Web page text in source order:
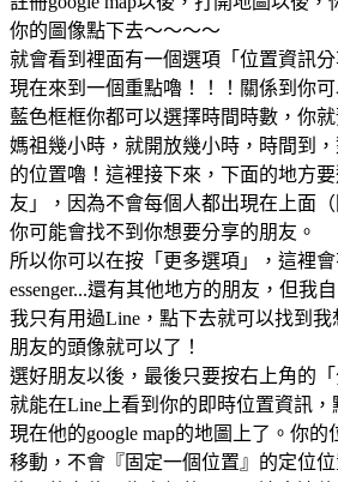
你的圖像點下去～～～～
就會看到裡面有一個選項「位置資訊
現在來到一個重點嚕！！！關係到你
藍色框框你都可以選擇時間時數，你
媽祖幾小時，就開放幾小時，時間到
的位置嚕！這裡接下來，下面的地方
友」，因為不會每個人都出現在上面
你可能會找不到你想要分享的朋友。
所以你可以在按「更多選項」，這裡會
essenger...還有其他地方的朋友，但我
我只有用過Line，點下去就可以找到
朋友的頭像就可以了！
選好朋友以後，最後只要按右上角的
就能在Line上看到你的即時位置資訊
現在他的google map的地圖上了。你
移動，不會『固定一個位置』的定位